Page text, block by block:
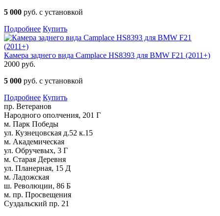
5 000 руб. с установкой
Подробнее Купить
Камера заднего вида Camplace HS8393 для BMW F21 (2011+)
2000 руб.
5 000 руб. с установкой
Подробнее Купить
пр. Ветеранов
Народного ополчения, 201 Г
м. Парк Победы
ул. Кузнецовская д.52 к.15
м. Академическая
ул. Обручевых, 3 Г
м. Старая Деревня
ул. Планерная, 15 Д
м. Ладожская
ш. Революции, 86 Б
м. пр. Просвещения
Суздальский пр. 21